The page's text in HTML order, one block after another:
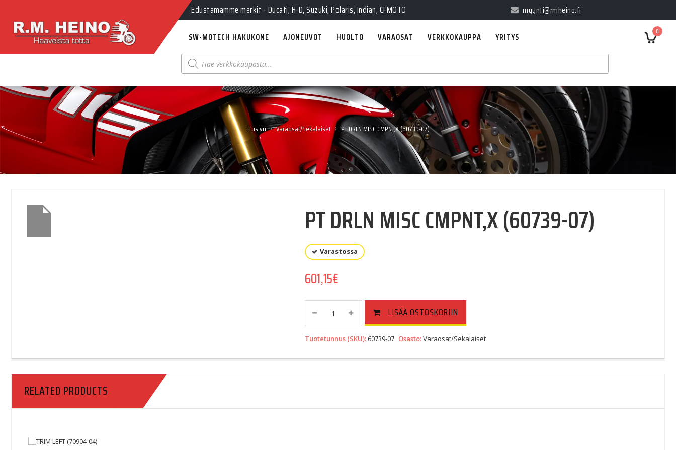
Edustamamme merkit - Ducati, H-D, Suzuki, Polaris, Indian, CFMOTO myynti@rmheino.fi
0
SW-MOTECH HAKUKONE AJONEUVOT HUOLTO VARAOSAT VERKKOKAUPPA YRITYS
Products
search
Etusivu › Varaosat/Sekalaiset › PT DRLN MISC CMPNT,X (60739-07)
PT DRLN MISC CMPNT,X (60739-07)
Varastossa
601,15€
CMPNT,X
07)
LISÄÄ OSTOSKORIIN
Tuotetunnus (SKU): 60739-07 Osasto:Varaosat/Sekalaiset
RELATED PRODUCTS